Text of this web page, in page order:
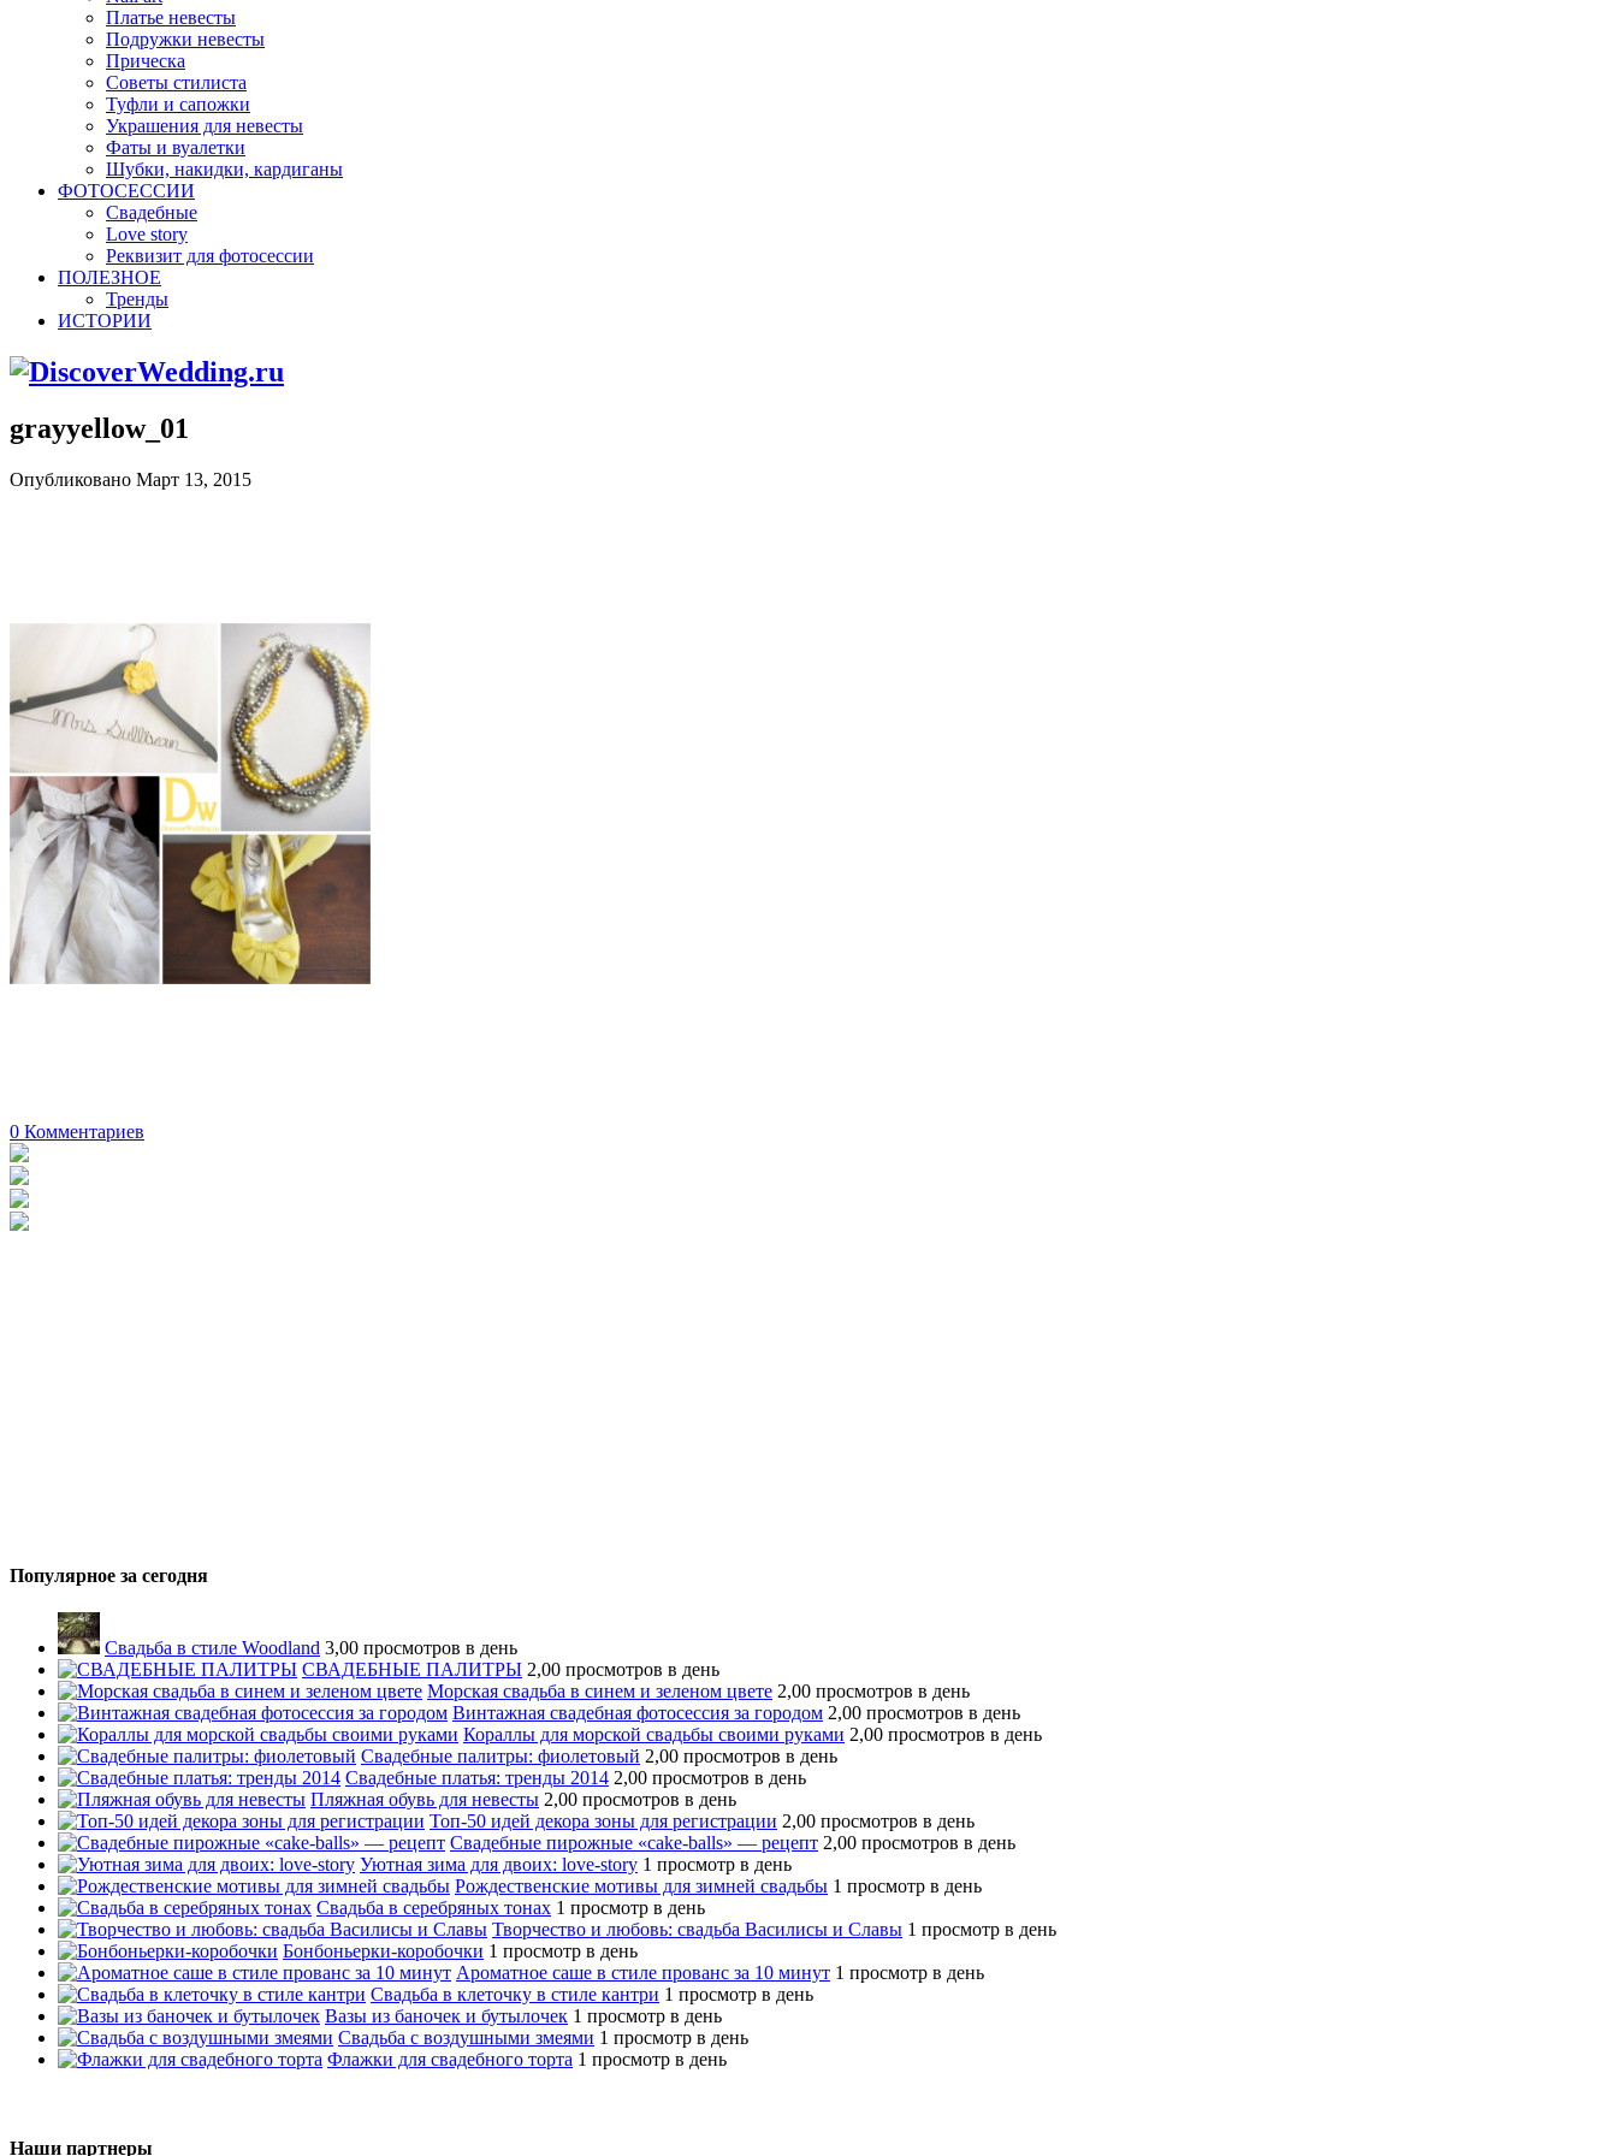
Платье невесты
Подружки невесты
Прическа
Советы стилиста
Туфли и сапожки
Украшения для невесты
Фаты и вуалетки
Шубки, накидки, кардиганы
ФОТОСЕССИИ
Свадебные
Love story
Реквизит для фотосессии
ПОЛЕЗНОЕ
Тренды
ИСТОРИИ
grayyellow_01
Опубликовано Март 13, 2015
0 Комментариев
Популярное за сегодня
Свадьба в стиле Woodland 3,00 просмотров в день
СВАДЕБНЫЕ ПАЛИТРЫ 2,00 просмотров в день
Морская свадьба в синем и зеленом цвете 2,00 просмотров в день
Винтажная свадебная фотосессия за городом 2,00 просмотров в день
Кораллы для морской свадьбы своими руками 2,00 просмотров в день
Свадебные палитры: фиолетовый 2,00 просмотров в день
Свадебные платья: тренды 2014 2,00 просмотров в день
Пляжная обувь для невесты 2,00 просмотров в день
Топ-50 идей декора зоны для регистрации 2,00 просмотров в день
Свадебные пирожные «cake-balls» — рецепт 2,00 просмотров в день
Уютная зима для двоих: love-story 1 просмотр в день
Рождественские мотивы для зимней свадьбы 1 просмотр в день
Свадьба в серебряных тонах 1 просмотр в день
Творчество и любовь: свадьба Василисы и Славы 1 просмотр в день
Бонбоньерки-коробочки 1 просмотр в день
Ароматное саше в стиле прованс за 10 минут 1 просмотр в день
Свадьба в клеточку в стиле кантри 1 просмотр в день
Вазы из баночек и бутылочек 1 просмотр в день
Свадьба с воздушными змеями 1 просмотр в день
Флажки для свадебного торта 1 просмотр в день
Наши партнеры